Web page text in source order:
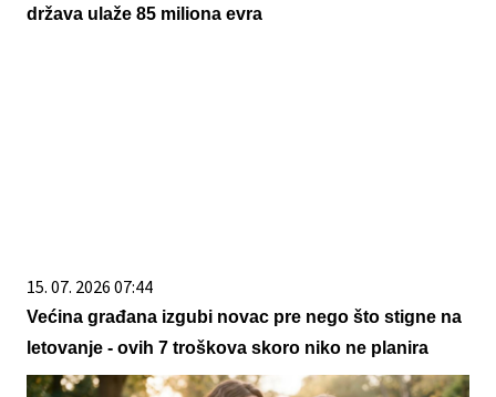
država ulaže 85 miliona evra
15. 07. 2026 07:44
Većina građana izgubi novac pre nego što stigne na
letovanje - ovih 7 troškova skoro niko ne planira